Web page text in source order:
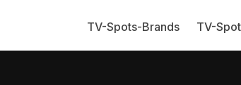
TV-Spots-Brands TV-